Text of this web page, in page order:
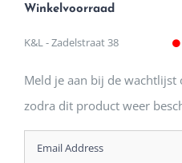
Winkelvoorraad
K&L - Zadelstraat 38
Meld je aan bij de
zodra dit product weer
Enter